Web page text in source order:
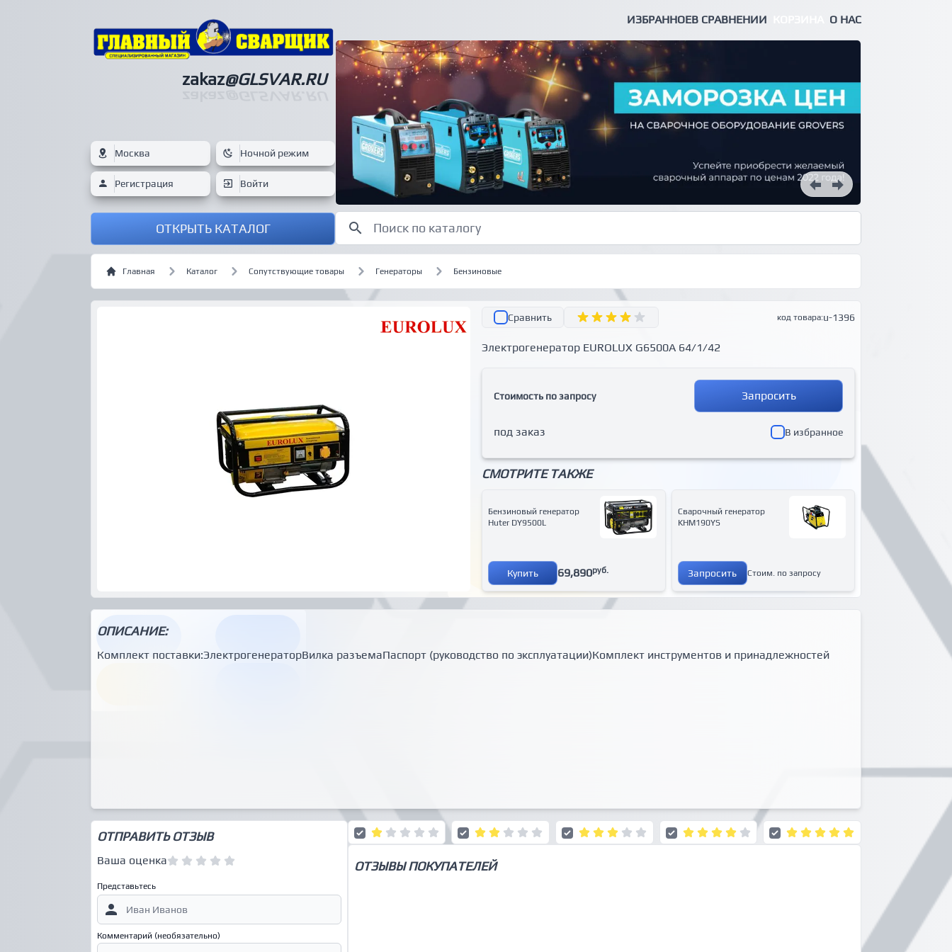
zakaz@GLSVAR.RU
Москва Ночной режим
Регистрация Войти
ОТКРЫТЬ КАТАЛОГ
ИЗБРАННОЕВ СРАВНЕНИИ О НАС
Главная Каталог Сопутствующие товары Генераторы Бензиновые
код товара:u-1396
Сравнить
Электрогенератор EUROLUX G6500A 64/1/42
Стоимость по запросу Запросить
под заказ В избранное
СМОТРИТЕ ТАКЖЕ
Бензиновый генератор
Huter DY9500L
Купить 69,890руб.
Сварочный генератор
KHM190YS
Запросить Стоим. по запросу
ОПИСАНИЕ:
Комплект поставки:ЭлектрогенераторВилка разъемаПаспорт (руководство по эксплуатации)Комплект инструментов и принадлежностей
ОТПРАВИТЬ ОТЗЫВ
Ваша оценка
Представьтесь
Комментарий (необязательно)
ОТЗЫВЫ ПОКУПАТЕЛЕЙ